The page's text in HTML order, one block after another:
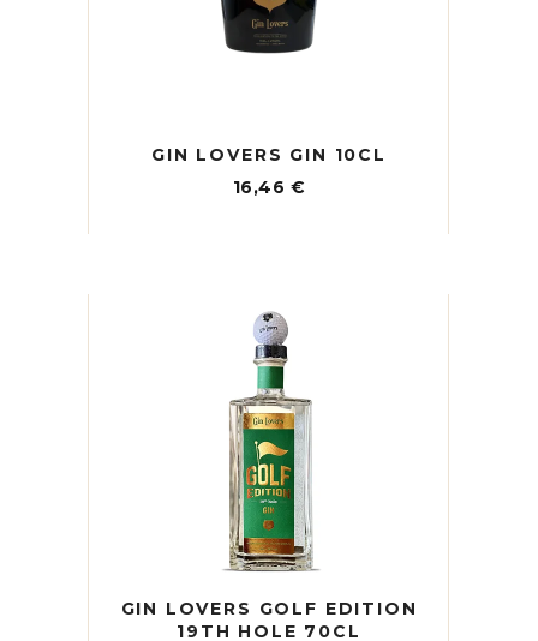
GIN LOVERS GIN 10CL
16,46 €
GIN LOVERS GOLF EDITION
19TH HOLE 70CL